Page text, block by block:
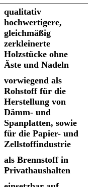
qualitativ
hochwertigere,
gleichmäßig
zerkleinerte
Holzstücke ohne
Äste und Nadeln
vorwiegend als
Rohstoff für die
Herstellung von
Dämm- und
Spanplatten, sowie
für die Papier- und
Zellstoffindustrie
als Brennstoff in
Privathaushalten